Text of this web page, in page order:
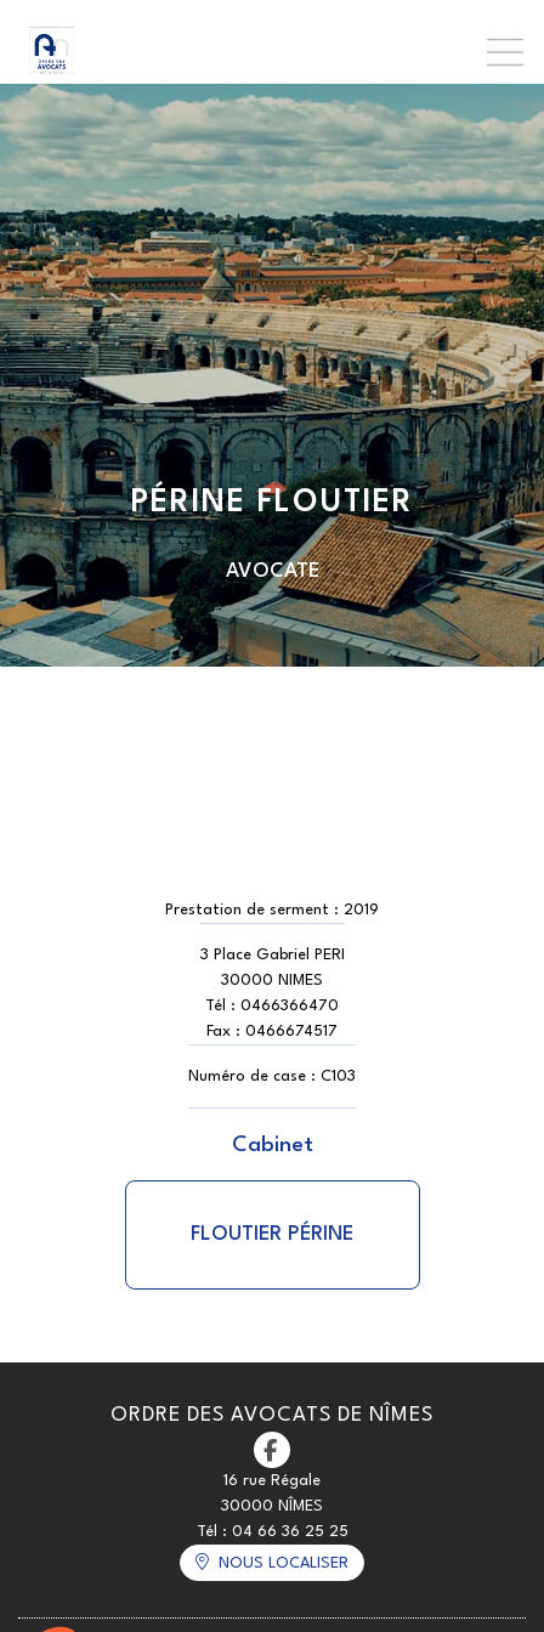
Prestation de serment : 2019
PÉRINE FLOUTIER
AVOCATE
3 Place Gabriel PERI
30000 NIMES
Tél : 0466366470
Fax : 0466674517
Numéro de case : C103
Cabinet
FLOUTIER PÉRINE
ORDRE DES AVOCATS DE NÎMES
16 rue Régale
30000 NÎMES
Tél : 04 66 36 25 25
NOUS LOCALISER